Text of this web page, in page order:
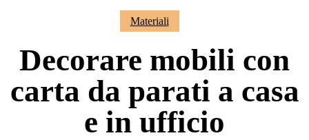
Materiali
Decorare mobili con
carta da parati a casa
e in ufficio